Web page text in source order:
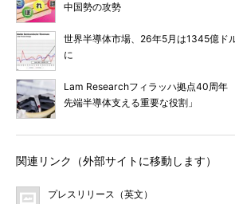
中国勢の攻勢
世界半導体市場、26年5月は1345億
に
Lam Researchフィラッハ拠点40周
先端半導体支える重要な役割」
関連リンク（外部サイトに移動します）
プレスリリース（英文）